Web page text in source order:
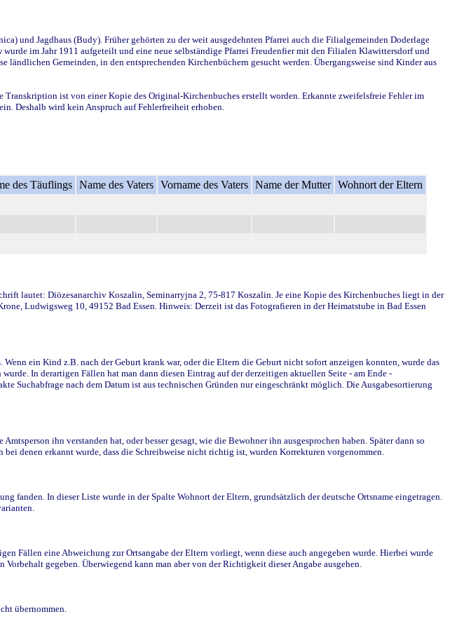
und Jagdhaus (Budy). Früher gehörten zu der weit ausgedehnten Pfarrei auch die Filialgemeinden Doderlage
im Jahr 1911 aufgeteilt und eine neue selbständige Pfarrei Freudenfier mit den Filialen Klawittersdorf und
Gemeinden, in den entsprechenden Kirchenbüchern gesucht werden. Übergangsweise sind Kinder aus
ist von einer Kopie des Original-Kirchenbuches erstellt worden. Erkannte zweifelsfreie Fehler im
Deshalb wird kein Anspruch auf Fehlerfreiheit erhoben.
des Täuflings Name des Vaters Vorname des Vaters Name der Mutter Wohnort der Eltern
lautet: Diözesanarchiv Koszalin, Seminarryjna 2, 75-817 Koszalin. Je eine Kopie des Kirchenbuches liegt in der
Ludwigsweg 10, 49152 Bad Essen. Hinweis: Derzeit ist das Fotografieren in der Heimatstube in Bad Essen
ein Kind z.B. nach der Geburt krank war, oder die Eltern die Geburt nicht sofort anzeigen konnten, wurde das
In derartigen Fällen hat man dann diesen Eintrag auf der derzeitigen aktuellen Seite - am Ende -
Suchabfrage nach dem Datum ist aus technischen Gründen nur eingeschränkt möglich. Die Ausgabesortierung
ihn verstanden hat, oder besser gesagt, wie die Bewohner ihn ausgesprochen haben. Später dann so
denen erkannt wurde, dass die Schreibweise nicht richtig ist, wurden Korrekturen vorgenommen.
fanden. In dieser Liste wurde in der Spalte Wohnort der Eltern, grundsätzlich der deutsche Ortsname eingetragen.
Fällen eine Abweichung zur Ortsangabe der Eltern vorliegt, wenn diese auch angegeben wurde. Hierbei wurde
gegeben. Überwiegend kann man aber von der Richtigkeit dieser Angabe ausgehen.
übernommen.